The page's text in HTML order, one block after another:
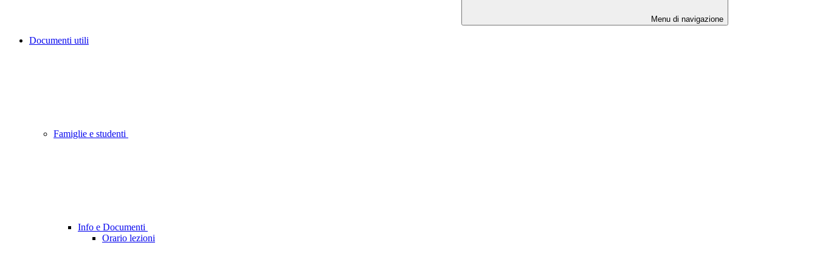
Menu di navigazione
Documenti utili
Famiglie e studenti
Info e Documenti
Orario lezioni